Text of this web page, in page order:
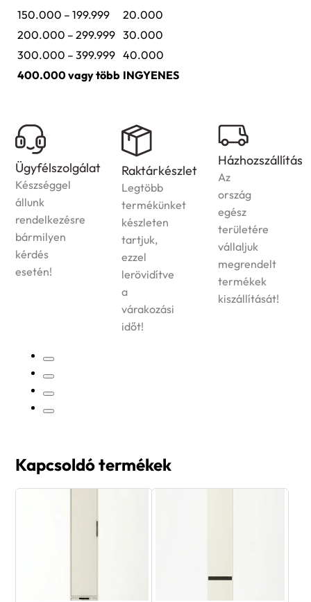
150.000 – 199.999
20.000
200.000 – 299.999 30.000
300.000 – 399.999 40.000
400.000 vagy több INGYENES
Raktárkészlet
Legtöbb
termékünket
készleten
Házhozszállítás
Az
ország
egész
területére
megrendelt
termékek
kiszállítását!
Kapcsoldó termékek